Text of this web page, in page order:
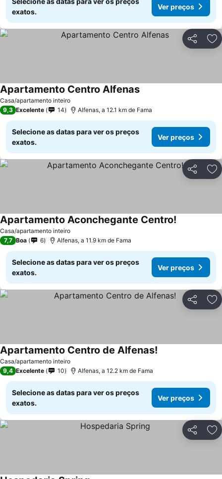
exatos.
Ver preços
Partilhar
Casa/apartamento inteiro
Apartamento Centro Alfenas
9,3 Excelente 14 Alfenas, a 12.1 km de Fama
Selecione as datas para ver os preços
exatos.
Ver preços
Partilhar
Casa/apartamento inteiro
Apartamento Aconchegante Centro!
7,7 Boa 6 Alfenas, a 11.9 km de Fama
Selecione as datas para ver os preços
exatos.
Ver preços
Partilhar
Casa/apartamento inteiro
Apartamento Centro de Alfenas!
9,4 Excelente 10 Alfenas, a 12.2 km de Fama
Selecione as datas para ver os preços
exatos.
Ver preços
Partilhar